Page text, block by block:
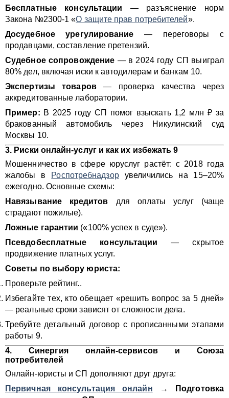
Бесплатные консультации — разъяснение норм
Закона №2300-1 «О защите прав потребителей».
Досудебное урегулирование — переговоры с
продавцами, составление претензий.
Судебное сопровождение — в 2024 году СП выиграл
80% дел, включая иски к автодилерам и банкам 10.
Экспертизы товаров— проверка качества через
аккредитованные лаборатории.
Пример: В 2025 году СП помог взыскать 1,2 млн ₽ за
бракованный автомобиль через Никулинский суд
Москвы 10.
3. Риски онлайн-услуг и как их избежать 9
Мошенничество в сфере юруслуг растёт: с 2018 года
жалобы в Роспотребнадзорувеличились на 15–20%
ежегодно. Основные схемы:
Навязывание кредитов для оплаты услуг (чаще
страдают пожилые).
Ложные гарантии («100% успех в суде»).
Псевдобесплатные консультации — скрытое
продвижение платных услуг.
Советы по выбору юриста:
Проверьте рейтинг..
Избегайте тех, кто обещает «решить вопрос за 5 дней»
— реальные сроки зависят от сложности дела.
Требуйте детальный договор с прописанными этапами
работы 9.
4. Синергия онлайн-сервисов и Союза
потребителей
Онлайн-юристы и СП дополняют друг друга:
Первичная консультация онлайн →
Подготовка